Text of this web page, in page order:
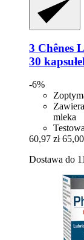
3 Chênes
30
-6%
mleka
60,97 zł
Dostawa do